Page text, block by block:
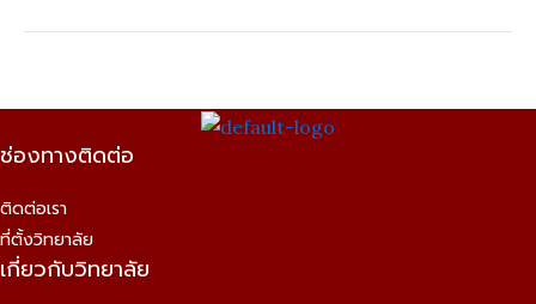
ช่องทางติดต่อ
ติดต่อเรา
ที่ตั้งวิทยาลัย
เกี่ยวกับวิทยาลัย